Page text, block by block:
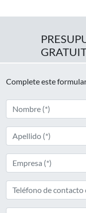
Complete este